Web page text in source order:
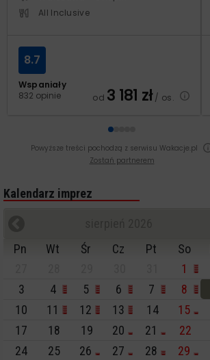
All Inclusive
Wspaniały
832 opinie
8.7
od 3 181 zł/ os.
Powyższe treści pochodzą z serwisu Wakacje.pl
Zostań partnerem
Kalendarz imprez
Pn
Wt Śr Cz Pt So
1
3
4 5 6 7 8
10
11 12 13 14 15
17
18 19 20 21 22
24
25 26 27 28 29